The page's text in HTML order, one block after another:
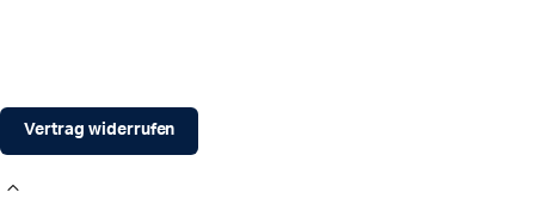
Vertrag widerrufen